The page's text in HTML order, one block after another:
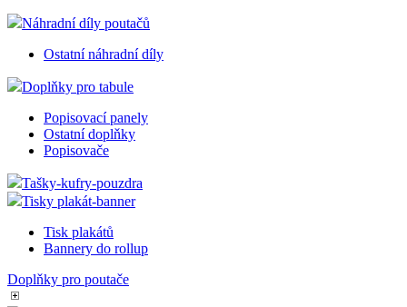
Náhradní díly poutačů
Ostatní náhradní díly
Doplňky pro tabule
Popisovací panely
Ostatní doplňky
Popisovače
Tašky-kufry-pouzdra
Tisky plakát-banner
Tisk plakátů
Bannery do rollup
Doplňky pro poutače